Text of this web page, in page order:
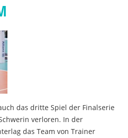
das dritte Spiel der Finalserie
verloren. In der
das Team von Trainer